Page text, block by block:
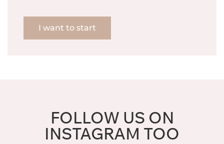
I want to start
FOLLOW US ON
INSTAGRAM TOO